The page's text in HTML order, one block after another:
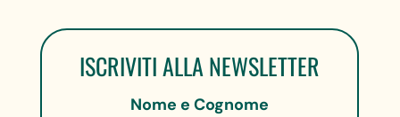
ISCRIVITI ALLA NEWSLETTER
Nome e Cognome